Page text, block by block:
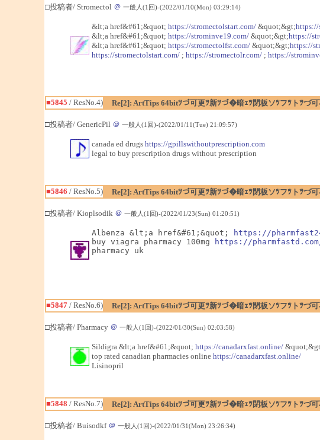
□投稿者/ Stromectol ＠ 一般人(1回)-(2022/01/10(Mon) 03:29:14)
&lt;a href&#61;&quot; https://stromectolstart.com/&quot;&gt;
&lt;a href&#61;&quot; https://strominve19.com/&quot;&gt;https://
&lt;a href&#61;&quot; https://stromectolfst.com/&quot;&gt;https://
https://stromectolstart.com/; https://stromectolr.com/; https://
■5845 / ResNo.4)
Re[2]: ArtTips 64bitﾂづ可更ﾂ新ﾂづ�暗ｪﾂ閉板ソﾂフﾂトﾂづ可
□投稿者/ GenericPil ＠ 一般人(1回)-(2022/01/11(Tue) 21:09:57)
canada ed drugs https://gpillswithoutprescription.com
legal to buy prescription drugs without prescription
■5846 / ResNo.5)
Re[2]: ArtTips 64bitﾂづ可更ﾂ新ﾂづ�暗ｪﾂ閉板ソﾂフﾂトﾂづ可
□投稿者/ Kioplsodik ＠ 一般人(1回)-(2022/01/23(Sun) 01:20:51)
Albenza &lt;a href&#61;&quot; https://
buy viagra pharmacy 100mg
https://
pharmacy uk
■5847/ ResNo.6)
Re[2]: ArtTips 64bitﾂづ可更ﾂ新ﾂづ�暗ｪﾂ閉板ソﾂフﾂトﾂづ可
□投稿者/ Pharmacy ＠ 一般人(1回)-(2022/01/30(Sun) 02:03:58)
Sildigra &lt;a href&#61;&quot; https://canadarxfast.online/
top rated canadian pharmacies online https://canadarxfast.online/
Lisinopril
■5848 / ResNo.7)
Re[2]: ArtTips 64bitﾂづ可更ﾂ新ﾂづ�暗ｪﾂ閉板ソﾂフﾂトﾂづ可
□投稿者/ Buisodkf ＠ 一般人(1回)-(2022/01/31(Mon) 23:26:34)